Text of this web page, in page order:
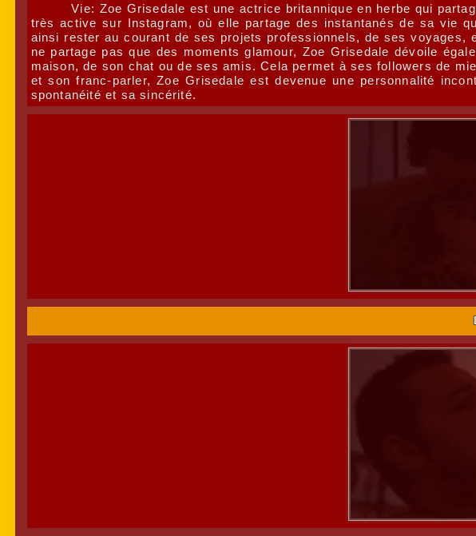
Vie: Zoe Grisedale est une actrice britannique en herbe qui
très active sur Instagram, où elle partage des instantanés de sa vie
ainsi rester au courant de ses projets professionnels, de ses
ne partage pas que des moments glamour, Zoe Grisedale dévoile
maison, de son chat ou de ses amis. Cela permet à ses followers de
et son franc-parler, Zoe Grisedale est devenue une personnalité
spontanéité et sa sincérité.